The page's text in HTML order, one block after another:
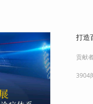
打造
贡献
3904